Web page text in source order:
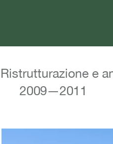
Ristrutturazione e
2009—2011